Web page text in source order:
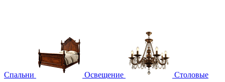
Спальни Освещение Столовые